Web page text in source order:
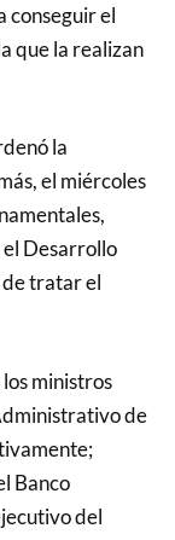
conseguir el
que la realizan
la
el miércoles
el Desarrollo
tratar el
ministros
de
Banco
del